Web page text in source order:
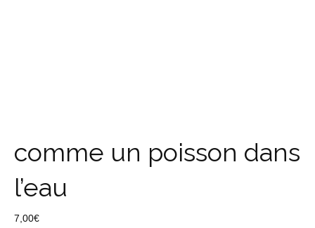
comme un poisson dans
l’eau
7,00€